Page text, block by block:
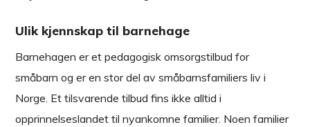
Ulik kjennskap til barnehage
Barnehagen er et pedagogisk omsorgstilbud for
småbarn og er en stor del av småbarnsfamiliers liv i
Norge. Et tilsvarende tilbud fins ikke alltid i
opprinnelseslandet til nyankomne familier. Noen familier